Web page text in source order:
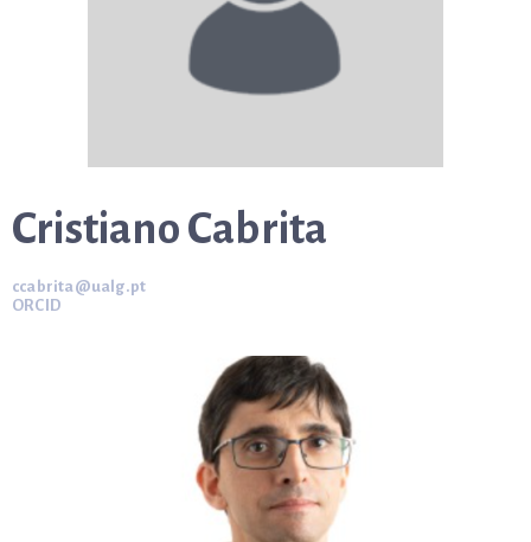
Cristiano Cabrita
ccabrita@ualg.pt
ORCID